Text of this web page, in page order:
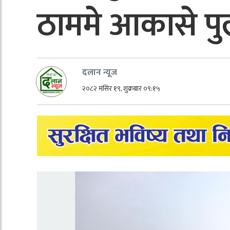
ठाममे आकासे
दलान न्यूज
२०८२ मंसिर १९, शुक्रबार ०९:१५